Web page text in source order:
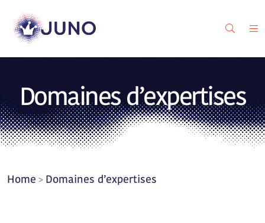
Domaines d’expertises
Home > Domaines d’expertises